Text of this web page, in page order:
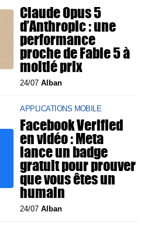
Claude Opus 5
d’Anthropic : une
performance
proche de Fable 5 à
moitié prix
24/07Alban
APPLICATIONS MOBILE
Facebook Verified
en vidéo : Meta
lance un badge
gratuit pour prouver
que vous êtes un
humain
24/07Alban